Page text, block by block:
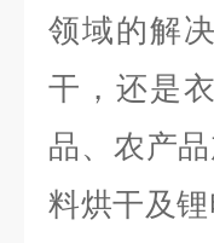
领域的解
干，还是
品、农产
料烘干及